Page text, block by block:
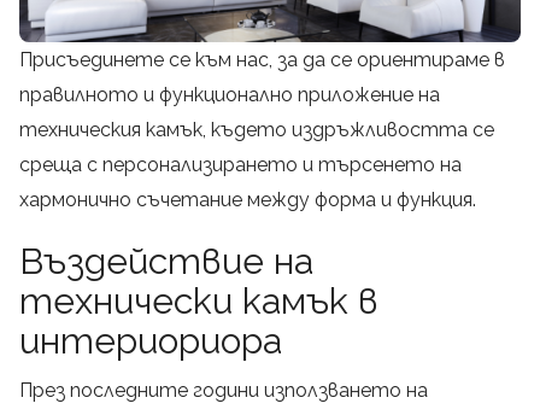
Присъединете се към нас, за да се ориентираме в
правилното и функционално приложение на
техническия камък, където издръжливостта се
среща с персонализирането и търсенето на
хармонично съчетание между форма и функция.
Въздействие на
технически камък в
интериориора
През последните години използването на